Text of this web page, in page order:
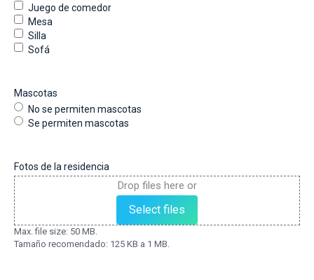
Juego de comedor
Mesa
Silla
Sofá
Mascotas
No se permiten mascotas
Se permiten mascotas
Fotos de la residencia
Drop files here or
Select files
Max. file size: 50 MB.
Tamaño recomendado: 125 KB a 1 MB.